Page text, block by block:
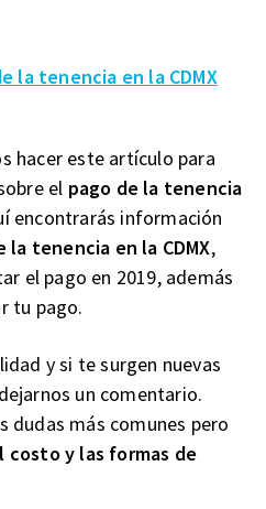
la tenencia en la CDMX
hacer este artículo para
el pago de la tenencia
encontrarás información
la tenencia en la CDMX,
el pago en 2019, además
tu pago.
y si te surgen nuevas
un comentario.
dudas más comunes pero
costo y las formas de